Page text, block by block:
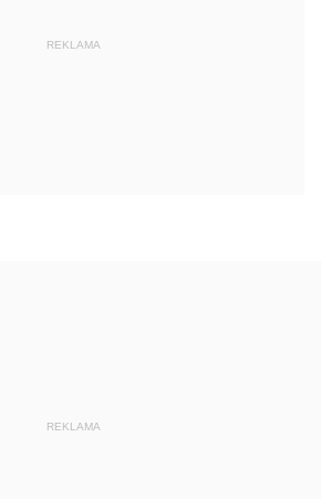
REKLAMA
REKLAMA